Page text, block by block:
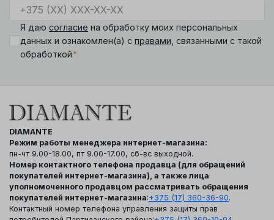
Я даю согласие на обработку моих персональных
данных и ознакомлен(а) с правами , связанными с такой
обработкой*
DIAMANTE
Режим работы менеджера интернет-магазина:
пн-чт 9.00-18.00, пт 9.00-17.00, сб-вс выходной.
Номер контактного телефона продавца (для обращений
покупателей интернет-магазина), а также лица
уполномоченного продавцом рассматривать обращения
покупателей интернет-магазина:+375 (17) 360-36-90.
Контактный номер телефона управления защиты прав